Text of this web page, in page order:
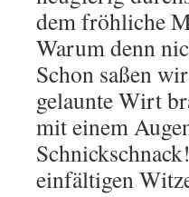
dem fröhliche
Warum denn
Schon saßen
gelaunte Wirt
mit einem
einfältigen